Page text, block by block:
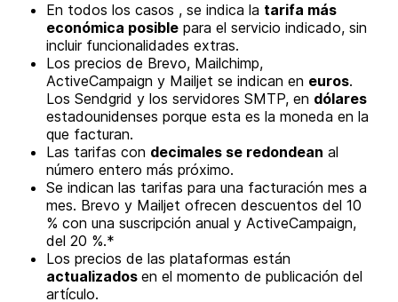
En todos los casos , se indica la tarifa más
económica posible para el servicio indicado, sin
incluir funcionalidades extras.
Los precios de Brevo, Mailchimp,
ActiveCampaign y Mailjet se indican en euros.
Los Sendgrid y los servidores SMTP, en dólares
estadounidenses porque esta es la moneda en la
que facturan.
Las tarifas con decimales se redondean al
número entero más próximo.
Se indican las tarifas para una facturación mes a
mes. Brevo y Mailjet ofrecen descuentos del 10
% con una suscripción anual y ActiveCampaign,
del 20 %.*
Los precios de las plataformas están
actualizados en el momento de publicación del
artículo.